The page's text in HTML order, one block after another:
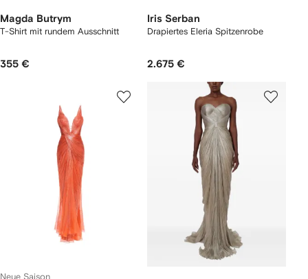
Magda Butrym
T-Shirt mit rundem Ausschnitt
355 €
Iris Serban
Drapiertes Eleria Spitzenrobe
2.675 €
Neue Saison